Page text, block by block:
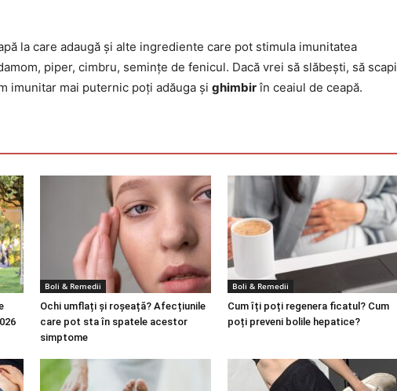
la care adaugă și alte ingrediente care pot stimula imunitatea
piper, cimbru, semințe de fenicul. Dacă vrei să slăbești, să scapi
imunitar mai puternic poți adăuga și ghimbirîn ceaiul de ceapă.
Boli & Remedii
Ochi umflați și roșeață? Afecțiunile
care pot sta în spatele acestor
simptome
Boli & Remedii
Cum îți poți regenera ficatul? Cum
poți preveni bolile hepatice?